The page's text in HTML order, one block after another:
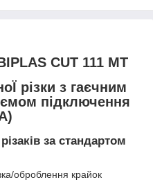
CUT 111 MT
різки з гаєчним
підключення
за стандартом
оброблення крайок